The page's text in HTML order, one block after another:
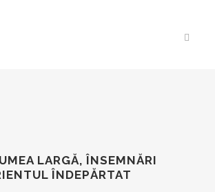
LARGĂ, ÎNSEMNĂRI
ÎNDEPĂRTAT